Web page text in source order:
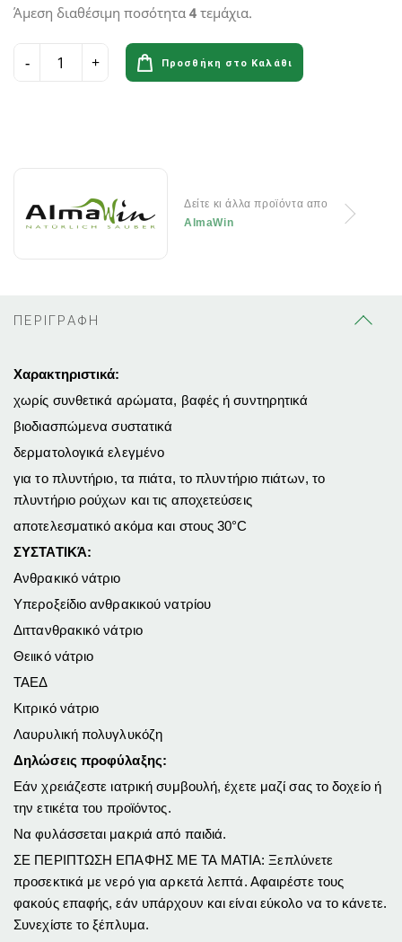
Άμεση διαθέσιμη ποσότητα 4 τεμάχια.
Προσθήκη στο Καλάθι
Δείτε κι άλλα προϊόντα απο
AlmaWin
ΠΕΡΙΓΡΑΦΗ
Χαρακτηριστικά:
χωρίς συνθετικά αρώματα, βαφές ή συντηρητικά
βιοδιασπώμενα συστατικά
δερματολογικά ελεγμένο
για το πλυντήριο, τα πιάτα, το πλυντήριο πιάτων, το
πλυντήριο ρούχων και τις αποχετεύσεις
αποτελεσματικό ακόμα και στους 30°C
ΣΥΣΤΑΤΙΚΆ:
Ανθρακικό νάτριο
Υπεροξείδιο ανθρακικού νατρίου
Διττανθρακικό νάτριο
Θειικό νάτριο
ΤΑΕΔ
Κιτρικό νάτριο
Λαυρυλική πολυγλυκόζη
Δηλώσεις προφύλαξης:
Εάν χρειάζεστε ιατρική συμβουλή, έχετε μαζί σας το δοχείο ή
την ετικέτα του προϊόντος.
Να φυλάσσεται μακριά από παιδιά.
ΣΕ ΠΕΡΙΠΤΩΣΗ ΕΠΑΦΗΣ ΜΕ ΤΑ ΜΑΤΙΑ: Ξεπλύνετε
προσεκτικά με νερό για αρκετά λεπτά. Αφαιρέστε τους
φακούς επαφής, εάν υπάρχουν και είναι εύκολο να το κάνετε.
Συνεχίστε το ξέπλυμα.